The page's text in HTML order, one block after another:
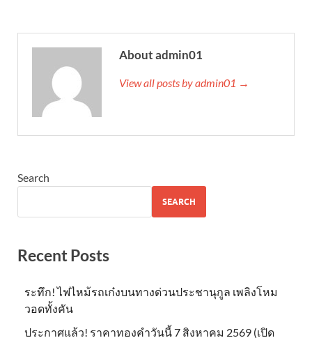
About admin01
View all posts by admin01 →
Search
SEARCH
Recent Posts
ระทึก! ไฟไหม้รถเก๋งบนทางด่วนประชานุกูล เพลิงโหม
วอดทั้งคัน
ประกาศแล้ว! ราคาทองคำวันนี้ 7 สิงหาคม 2569 (เปิด